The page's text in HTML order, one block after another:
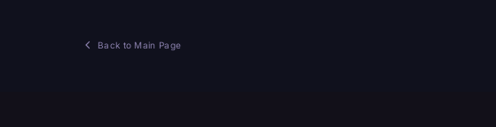
Back to Main Page